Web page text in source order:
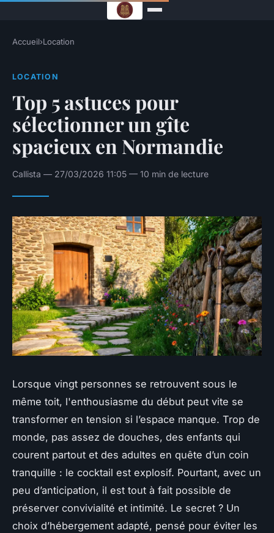
Accueil›Location
LOCATION
Top 5 astuces pour
sélectionner un gîte
spacieux en Normandie
Callista — 27/03/2026 11:05 — 10 min de lecture
Lorsque vingt personnes se retrouvent sous le
même toit, l'enthousiasme du début peut vite se
transformer en tension si l’espace manque. Trop de
monde, pas assez de douches, des enfants qui
courent partout et des adultes en quête d’un coin
tranquille : le cocktail est explosif. Pourtant, avec un
peu d’anticipation, il est tout à fait possible de
préserver convivialité et intimité. Le secret ? Un
choix d’hébergement adapté, pensé pour éviter les